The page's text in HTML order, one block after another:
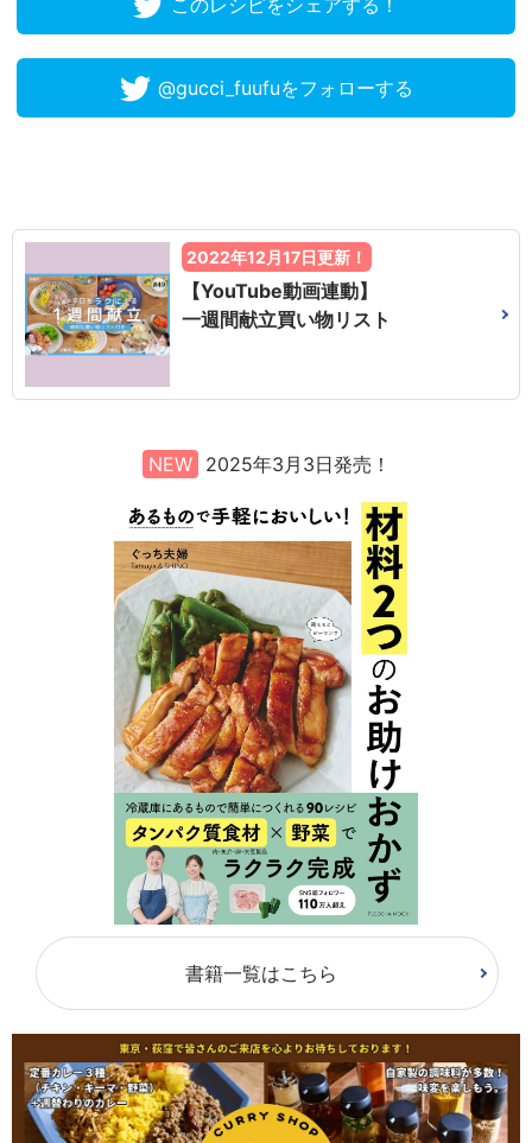
このレシピをシェアする！
@gucci_fuufuをフォローする
2022年12月17日更新！
【YouTube動画連動】
一週間献立買い物リスト
NEW 2025年3月3日発売！
書籍一覧はこちら